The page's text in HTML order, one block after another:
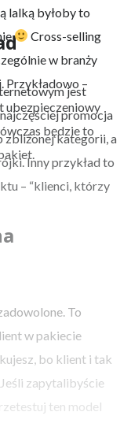
lalką byłoby to
Cross-selling
w branży
Przykładowo –
ubezpieczeniowy
będzie to
jest
promocja
zbliżonej kategorii, a
Inny przykład to
– “klienci, którzy
To
w pakiecie
bo klient i tak
zapytalibyście
ten model